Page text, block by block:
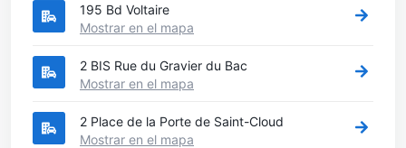
195 Bd Voltaire
Mostrar en el mapa
2 BIS Rue du Gravier du Bac
Mostrar en el mapa
2 Place de la Porte de Saint-Cloud
Mostrar en el mapa